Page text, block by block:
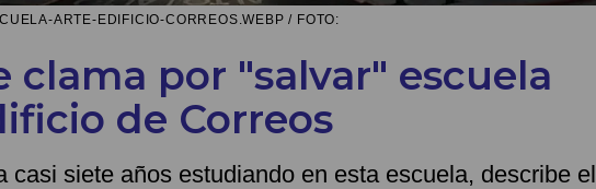
ARTE-EDIFICIO-CORREOS.WEBP / FOTO:
clama por "salvar" escuela
de Correos
casi siete años estudiando en esta escuela, describe el